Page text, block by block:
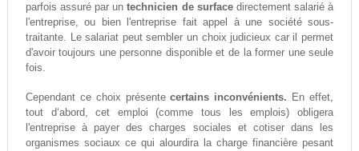
parfois assuré par untechnicien de surfacedirectement salarié à
l'entreprise, ou bien l'entreprise fait appel à une société sous-
traitante. Le salariat peut sembler un choix judicieux car il permet
d'avoir toujours une personne disponible et de la former une seule
fois.
Cependant ce choix présentecertains inconvénients. En effet,
tout d‘abord, cet emploi (comme tous les emplois) obligera
l'entreprise à payer des charges sociales et cotiser dans les
organismes sociaux ce qui alourdira la charge financière pesant